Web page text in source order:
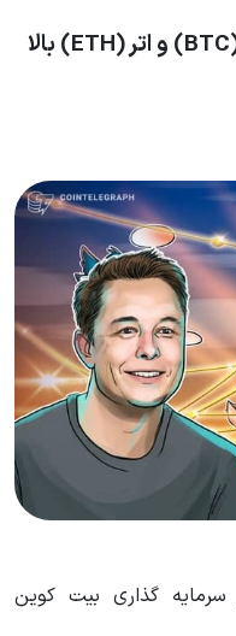
ایلان ماسک : قیمت بیت کوین (BTC) و اتر (ETH) بالا
گذاری بیت کوین